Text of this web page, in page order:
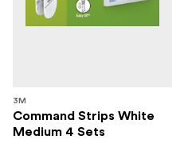
3M
Command Strips White
Medium 4 Sets